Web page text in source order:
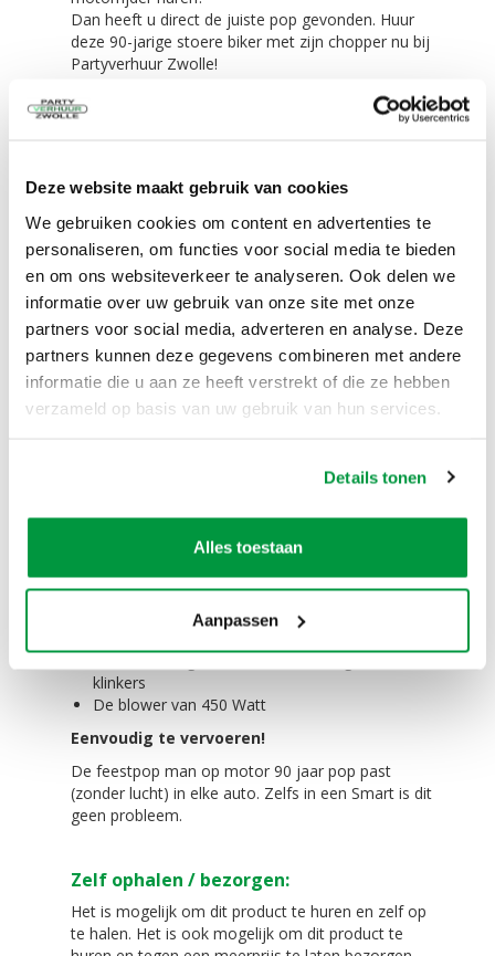
Deze website maakt gebruik van cookies
We gebruiken cookies om content en advertenties te
personaliseren, om functies voor social media te bieden
en om ons websiteverkeer te analyseren. Ook delen we
informatie over uw gebruik van onze site met onze
partners voor social media, adverteren en analyse. Deze
partners kunnen deze gegevens combineren met andere
informatie die u aan ze heeft verstrekt of die ze hebben
verzameld op basis van uw gebruik van hun services.
Details tonen
Alles toestaan
Aanpassen
Dan heeft u direct de juiste pop gevonden. Huur
deze 90-jarige stoere biker met zijn chopper nu bij
Partyverhuur Zwolle!
Deze pop is wel 4 meter lang en 3 meter hoog.
Zo kun je deze niet missen!
De prijs is voor 3 dagen huren!
Dag 1 ophalen en neerzetten
Dag 2 gebruiken
Dag 3 opruimen en retour brengen
Tegen een meerprijs kunt u deze pop ook langer
huren. Vraag ons naar de voorwaarden.
Opbouwen binnen 5 minuten!
Het opbouwen van de pop kunt u zelf. Liefst met
z'n tweeën.
Alles wordt meegeleverd bij het huren van de
De opblaasbare pop man op motor 90 jaar zelf
in een transport zak
Scheer/spanlijnen,
4 kleine haringen voor tussen de tegels of
klinkers
De blower van 450 Watt
Eenvoudig te vervoeren!
De feestpop man op motor 90 jaar pop past
(zonder lucht) in elke auto. Zelfs in een Smart is dit
geen probleem.
Zelf ophalen / bezorgen:
Het is mogelijk om dit product te huren en zelf op
te halen. Het is ook mogelijk om dit product te